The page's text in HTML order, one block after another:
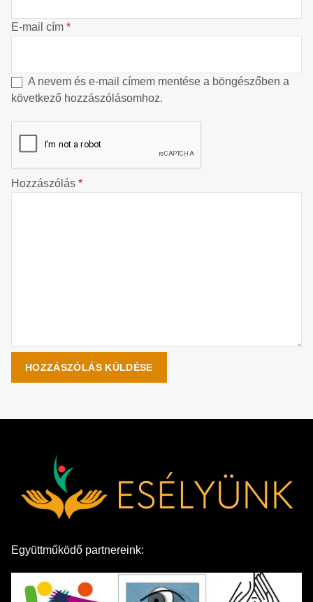
E-mail cím *
A nevem és e-mail címem mentése a böngészőben a
következő hozzászólásomhoz.
Hozzászólás *
Együttműködő partnereink: